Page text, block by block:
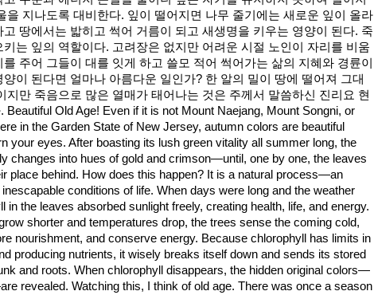
을 지나도록 대비한다. 잎이 떨어지면 나무 줄기에는 새로운 잎이 올라
고 땅에서는 밟히고 썩어 거름이 되고 새생명을 키우는 영양이 된다. 죽
키는 잎의 역할이다. 고려장은 없지만 어려운 시절 노인이 자리를 비움
를 주어 그들이 대를 잇게 하고 쓸모 적어 썩어가는 삶의 지혜와 경륜이
이 된다면 얼마나 아름다운 일인가? 한 알의 밀이 땅에 떨어져 그대
지만 죽음으로 많은 열매가 태어나는 것은 주께서 말씀하신 진리요 현
Beautiful Old Age! Even if it is not Mount Naejang, Mount Songni, or
in the Garden State of New Jersey, autumn colors are beautiful
your eyes. After boasting its lush green vitality all summer long, the
changes into hues of gold and crimson—until, one by one, the leaves
place behind. How does this happen? It is a natural process—an
conditions of life. When days were long and the weather
in the leaves absorbed sunlight freely, creating health, life, and energy.
shorter and temperatures drop, the trees sense the coming cold,
nourishment, and conserve energy. Because chlorophyll has limits in
producing nutrients, it wisely breaks itself down and sends its stored
and roots. When chlorophyll disappears, the hidden original colors—
revealed. Watching this, I think of old age. There was once a season